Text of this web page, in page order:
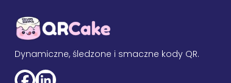
Dynamiczne, śledzone i smaczne kody QR.